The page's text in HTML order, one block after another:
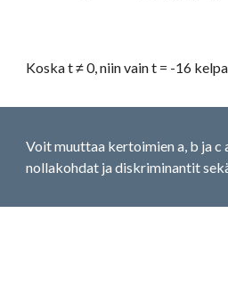
Koska t ≠ 0, niin vain t = -16
Voit muuttaa kertoimien a, b ja c
nollakohdat ja diskriminantit